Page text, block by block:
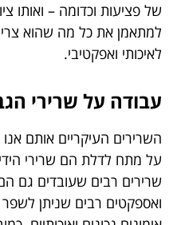
של פציעות וכדומה – ואותו
למתאמן את כל מה שהוא
לאיכותי ואפקטיבי.
עבודה על שרירי
השרירים העיקריים אותם
על מתח לדלת הם שרירי
שרירים רבים שעובדים גם
ואספקטים רבים שניתן